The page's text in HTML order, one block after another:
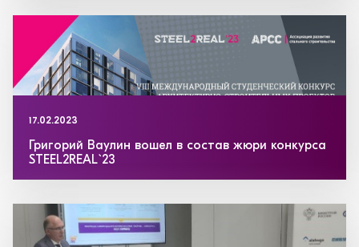
17.02.2023
Григорий Ваулин вошел в состав жюри конкурса
STEEL2REAL`23